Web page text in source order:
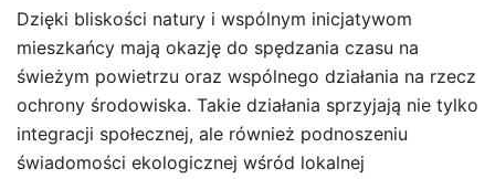
Dzięki bliskości natury i wspólnym inicjatywom
mieszkańcy mają okazję do spędzania czasu na
świeżym powietrzu oraz wspólnego działania na rzecz
ochrony środowiska. Takie działania sprzyjają nie tylko
integracji społecznej, ale również podnoszeniu
świadomości ekologicznej wśród lokalnej